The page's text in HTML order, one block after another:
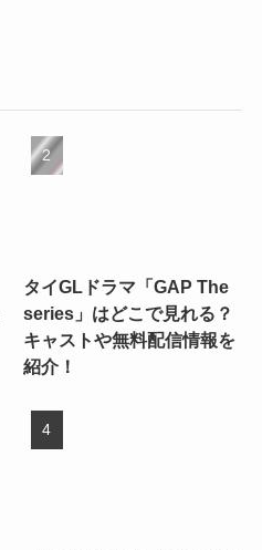
タイGLドラマ「GAP The
series」はどこで見れる？
キャストや無料配信情報を
紹介！